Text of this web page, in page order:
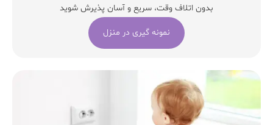
بدون اتلاف وقت، سریع و آسان پذیرش شوید
نمونه گیری در منزل